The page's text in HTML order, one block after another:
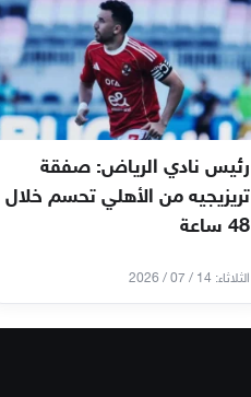
رئيس نادي الرياض: صفقة
تريزيجيه من الأهلي تحسم خلال
48 ساعة
الثلاثاء: 14 / 07 / 2026